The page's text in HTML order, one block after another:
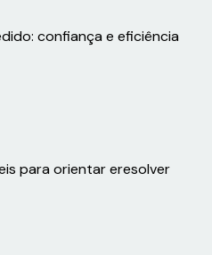
confiança e eficiência
para orientar eresolver